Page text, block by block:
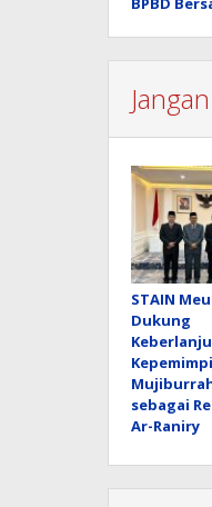
STAIN
Dukung
sebagai
Ar-Raniry